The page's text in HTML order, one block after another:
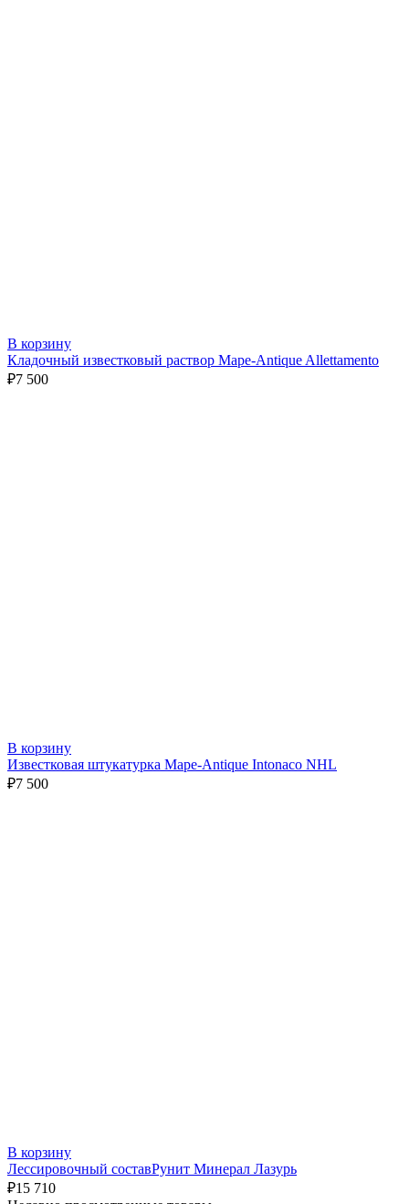
В корзину
Кладочный известковый раствор Mape-Antique Allettamento
₽7 500
В корзину
Известковая штукатурка Mape-Antique Intonaco NHL
₽7 500
В корзину
Лессировочный составРунит Минерал Лазурь
₽15 710